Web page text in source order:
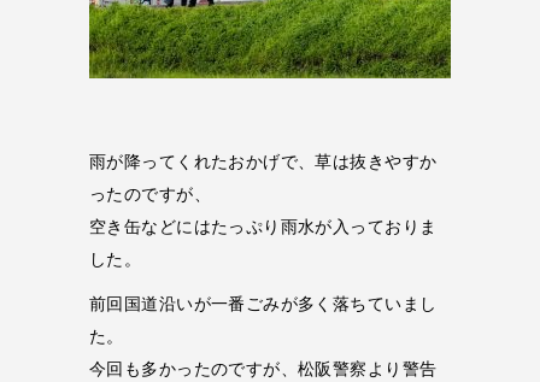
雨が降ってくれたおかげで、草は抜きやすか
ったのですが、
空き缶などにはたっぷり雨水が入っておりま
した。
前回国道沿いが一番ごみが多く落ちていまし
た。
今回も多かったのですが、松阪警察より警告